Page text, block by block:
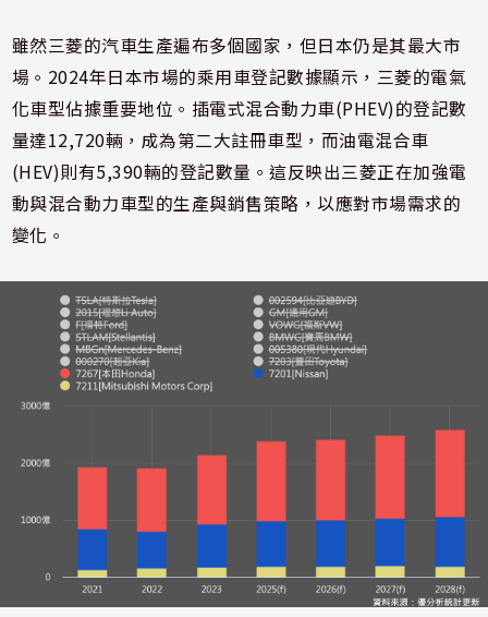
雖然三菱的汽車生產遍布多個國家，但日本仍是其最大市
場。2024年日本市場的乘用車登記數據顯示，三菱的電氣
化車型佔據重要地位。插電式混合動力車(PHEV)的登記數
量達12,720輛，成為第二大註冊車型，而油電混合車
(HEV)則有5,390輛的登記數量。這反映出三菱正在加強電
動與混合動力車型的生產與銷售策略，以應對市場需求的
變化。